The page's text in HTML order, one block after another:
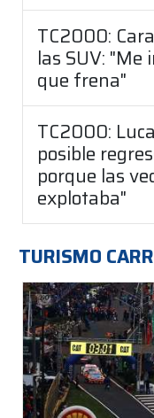
TC2000:
las SUV:
que frena"
TC2000:
posible
porque las
explotaba"
TURISMO